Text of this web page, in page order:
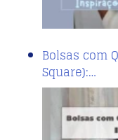
Bolsas com
Square):…